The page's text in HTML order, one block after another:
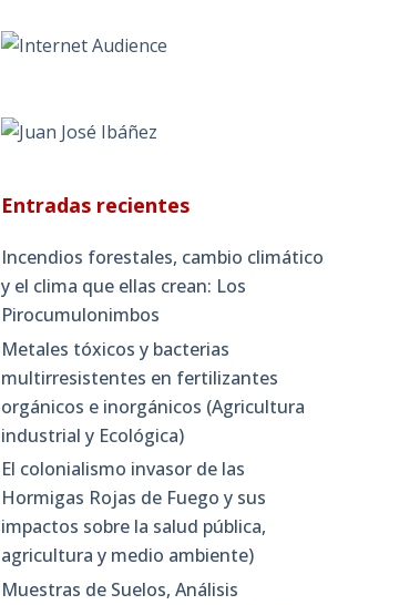
Entradas recientes
Incendios forestales, cambio climático
y el clima que ellas crean: Los
Pirocumulonimbos
Metales tóxicos y bacterias
multirresistentes en fertilizantes
orgánicos e inorgánicos (Agricultura
industrial y Ecológica)
El colonialismo invasor de las
Hormigas Rojas de Fuego y sus
impactos sobre la salud pública,
agricultura y medio ambiente)
Muestras de Suelos, Análisis